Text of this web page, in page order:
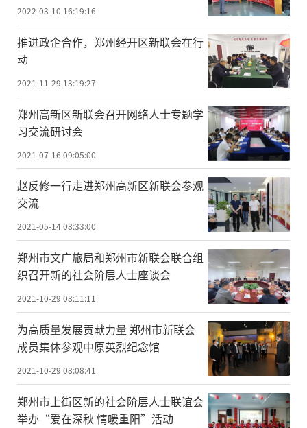
2022-03-10 16:19:16
推进政企合作，郑州经开区新联会在行
动
2021-11-29 13:19:27
郑州高新区新联会召开网络人士专题学
习交流研讨会
2021-07-16 09:05:00
赵反修一行走进郑州高新区新联会参观
交流
2021-05-14 08:33:00
郑州市文广旅局和郑州市新联会联合组
织召开新的社会阶层人士座谈会
2021-10-29 08:11:11
为高质量发展贡献力量 郑州市新联会
成员集体参观中原英烈纪念馆
2021-10-29 08:08:41
郑州市上街区新的社会阶层人士联谊会
举办“爱在深秋 情暖重阳”活动